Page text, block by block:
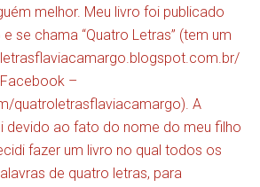
melhor. Meu livro foi publicado
se chama “Quatro Letras” (tem um
–
quatroletrasflaviacamargo). A
devido ao fato do nome do meu filho
fazer um livro no qual todos os
de quatro letras, para